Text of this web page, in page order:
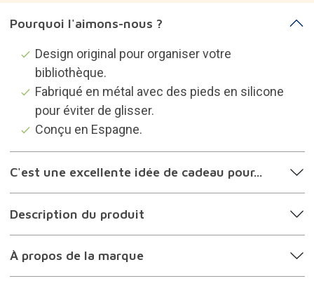
Pourquoi l'aimons-nous ?
Design original pour organiser votre
bibliothèque.
Fabriqué en métal avec des pieds en silicone
pour éviter de glisser.
Conçu en Espagne.
C'est une excellente idée de cadeau pour...
Description du produit
À propos de la marque